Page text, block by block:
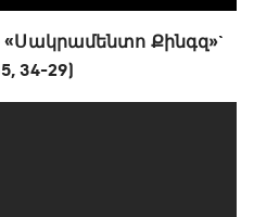
«Սակրամենտո Քինգզ»`
34-29)